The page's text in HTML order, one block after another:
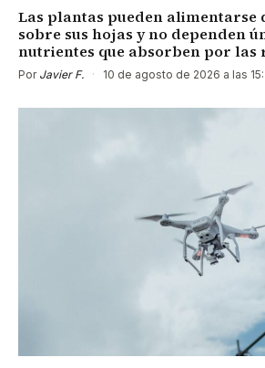
Las plantas pueden alimentarse
sobre sus hojas y no dependen
nutrientes que absorben por las
Por Javier F. · 10 de agosto de 2026 a las